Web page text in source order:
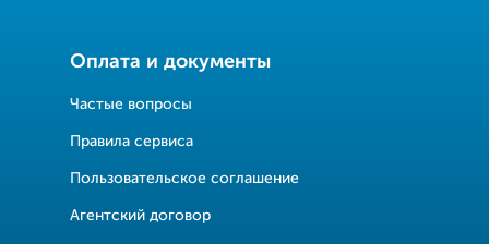
Оплата и документы
Частые вопросы
Правила сервиса
Пользовательское соглашение
Агентский договор